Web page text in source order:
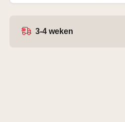
3-4 weken